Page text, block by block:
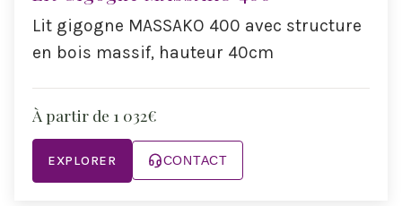
Lit gigogne MASSAKO 400 avec structure
en bois massif, hauteur 40cm
À partir de 1 032€
EXPLORER CONTACT